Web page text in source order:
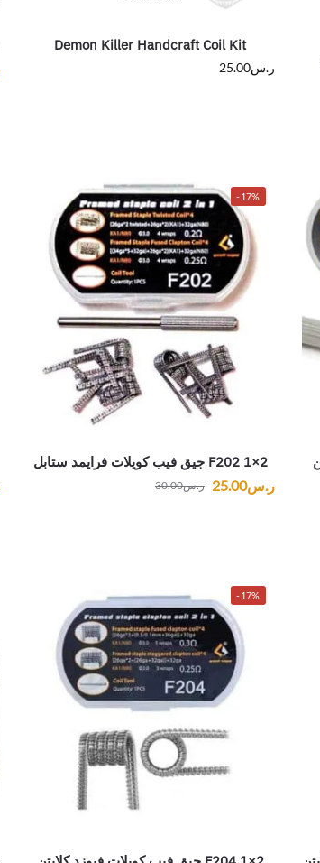
Demon Killer Handcraft Coil Kit
ر.س25.00
-17%
2×1 F202 جيق فيب كويلات فرايمد ستابل
ر.س30.00 ر.س25.00
-17%